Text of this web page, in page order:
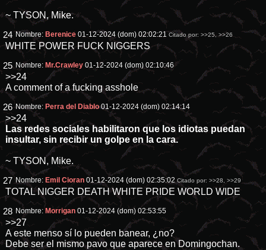
~ TYSON, Mike.
24 Nombre: Berenice 01-12-2024 (dom) 02:02:21 Citado por:>>25,>>26
WHITE POWER FUCK NIGGERS
25 Nombre: Mr.Crawley 01-12-2024 (dom) 02:10:46
>>24
A comment of a fucking asshole
26 Nombre: Perra del Diablo 01-12-2024 (dom) 02:14:14
>>24
Las redes sociales habilitaron que los idiotas puedan
insultar, sin recibir un golpe en la cara.
~ TYSON, Mike.
27 Nombre: Emil Cioran 01-12-2024 (dom) 02:35:02 Citado por:>>28,>>29
TOTAL NIGGER DEATH WHITE PRIDE WORLD WIDE
28 Nombre: Morrigan 01-12-2024 (dom) 02:53:55
>>27
A este menso sí lo pueden banear, ¿no?
Debe ser el mismo pavo que aparece en Domingochan.